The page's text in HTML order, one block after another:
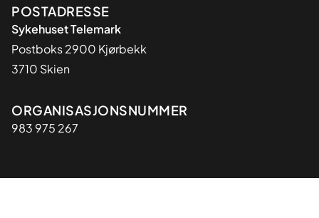
Adresse
POSTADRESSE
Sykehuset Telemark
Postboks 2900 Kjørbekk
3710 Skien
Organisasjon
ORGANISASJONSNUMMER
983 975 267